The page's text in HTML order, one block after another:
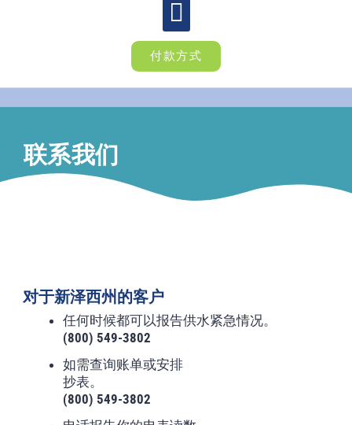
付款方式
联系我们
对于新泽西州的客户
任何时候都可以报告供水紧急情况。
(800) 549-3802
如需查询账单或安排
抄表。
(800) 549-3802